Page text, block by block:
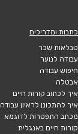
כתבות ומדריכים
טבלאות שכר
עבודה לנוער
חיפוש עבודה
אבטלה
איך לכתוב קורות חיים
איך להתכונן לראיון עבודה
מכתב התפטרות לדוגמא
קורות חיים באנגלית